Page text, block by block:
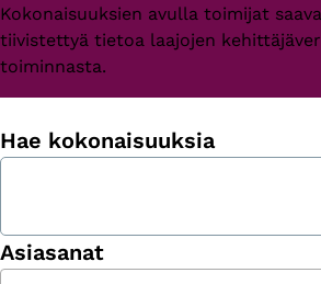
Kokonaisuuksien avulla toimijat
tiivistettyä tietoa laajojen
toiminnasta.
Hae kokonaisuuksia
Asiasanat